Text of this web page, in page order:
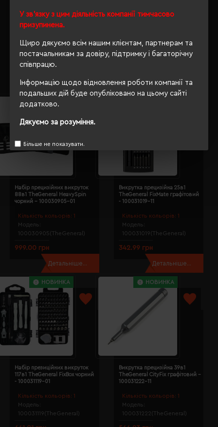
У зв'язку з цим діяльність компанії тимчасово
призупинена.
Щиро дякуємо всім нашим клієнтам, партнерам та
постачальникам за довіру, підтримку і багаторічну
співпрацю.
Інформацію щодо відновлення роботи компанії та
подальших дій буде опубліковано на цьому сайті
додатково.
Дякуємо за розуміння.
Більше не показувати.
Модель:
100030722(TheGeneral)
TheGeneral NanoPro графітовий
574.43 грн
Детальніше...
Модель:
100030819(TheGeneral)
викруток 82в1 TheGeneral
BitMaster з LED графітовий -
Детальніше...
НОВИНКА
Кількість кольорів: 1
Модель:
100030905(TheGeneral)
Набір прецизійних викруток
88в1 TheGeneral HeavySpin
чорний - 100030905-01
999.00 грн
Детальніше...
Кількість кольорів: 1
Модель:
100031019(TheGeneral)
Викрутка прецизійна 25в1
TheGeneral FixMate графітовий
- 100031019-11
342.99 грн
Детальніше...
НОВИНКА
Кількість кольорів: 1
Модель:
100031119(TheGeneral)
Набір презиційних викруток
117в1 TheGeneral FixBox чорний
- 100031119-01
НОВИНКА
Кількість кольорів: 1
Модель:
100031222(TheGeneral)
Викрутка прецизійна 39в1
TheGeneral CityFix графітовий -
100031222-11